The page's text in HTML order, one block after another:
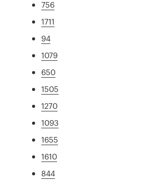
756
1711
94
1079
650
1505
1270
1093
1655
1610
844